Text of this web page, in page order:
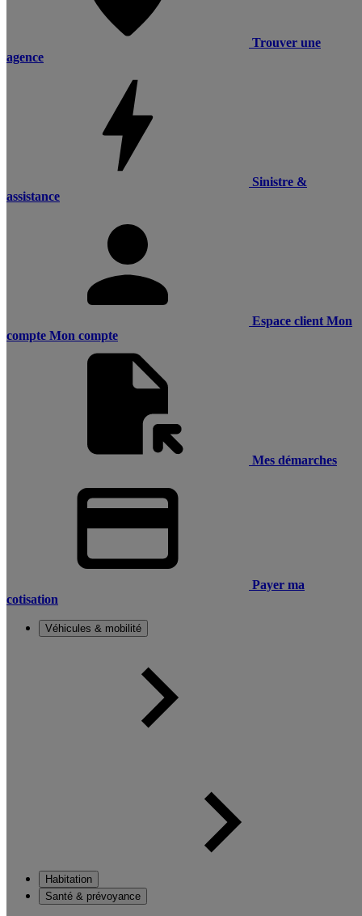
Trouver une
agence
Sinistre &
assistance
Espace client Mon
compte Mon compte
Mes démarches
Payer ma
cotisation
Véhicules & mobilité
Habitation
Santé & prévoyance